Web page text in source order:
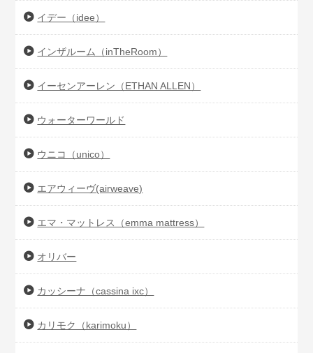
イデー（idee）
インザルーム（inTheRoom）
イーセンアーレン（ETHAN ALLEN）
ウォーターワールド
ウニコ（unico）
エアウィーヴ(airweave)
エマ・マットレス（emma mattress）
オリバー
カッシーナ（cassina ixc）
カリモク（karimoku）